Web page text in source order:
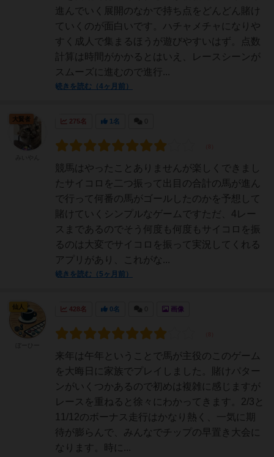
進んでいく展開のなかで持ち点をどんどん賭け
ていくのが面白いです。ハチャメチャになりや
すく成人で集まるほうが遊びやすいはず。点数
計算は時間がかかるとはいえ、レースシーンが
スムーズに進むので進行...
続きを読む（4ヶ月前）
275名 1名
競馬はやったことありませんが楽しくできまし
たサイコロを二つ振って出目の合計の馬が進ん
で行って何番の馬がゴールしたのかを予想して
賭けていくシンプルなゲームですただ、4レー
スまであるのでそう何度も何度もサイコロを振
るのは大変でサイコロを振って実況してくれる
アプリがあり、これがな...
続きを読む（5ヶ月前）
大賢者
428名 0名 画像
来年は午年ということで馬が主役のこのゲーム
を大晦日に家族でプレイしました。賭けパター
ンがいくつかあるので初めは複雑に感じますが
レースを重ねると徐々にわかってきます。2/3と
11/12のボーナス走行はかなり熱く、一気に期
待が膨らんで、みんなでチップの早置き大会に
なります。時に...
仙人